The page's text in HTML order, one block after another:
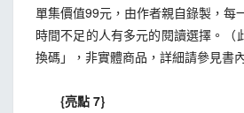
單集價值99元，由作者親自錄製，每
時間不足的人有多元的閱讀選擇。（
換碼」，非實體商品，詳細請參見書
{亮點 7}